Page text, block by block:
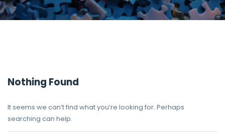
Nothing Found
It seems we can’t find what you’re looking for. Perhaps
searching can help.